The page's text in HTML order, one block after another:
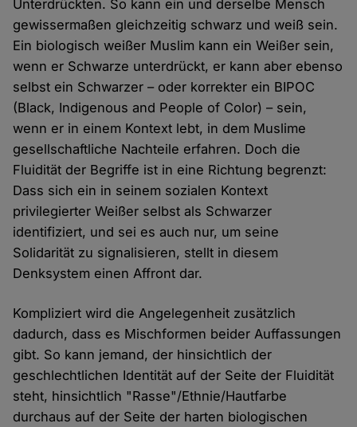
Unterdrückten. So kann ein und derselbe Mensch
gewissermaßen gleichzeitig schwarz und weiß sein.
Ein biologisch weißer Muslim kann ein Weißer sein,
wenn er Schwarze unterdrückt, er kann aber ebenso
selbst ein Schwarzer – oder korrekter ein BIPOC
(Black, Indigenous and People of Color) – sein,
wenn er in einem Kontext lebt, in dem Muslime
gesellschaftliche Nachteile erfahren. Doch die
Fluidität der Begriffe ist in eine Richtung begrenzt:
Dass sich ein in seinem sozialen Kontext
privilegierter Weißer selbst als Schwarzer
identifiziert, und sei es auch nur, um seine
Solidarität zu signalisieren, stellt in diesem
Denksystem einen Affront dar.
Kompliziert wird die Angelegenheit zusätzlich
dadurch, dass es Mischformen beider Auffassungen
gibt. So kann jemand, der hinsichtlich der
geschlechtlichen Identität auf der Seite der Fluidität
steht, hinsichtlich "Rasse"/Ethnie/Hautfarbe
durchaus auf der Seite der harten biologischen